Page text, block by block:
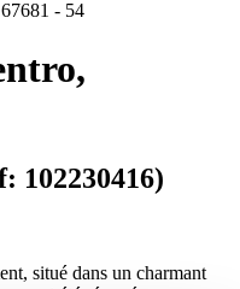
102230416)
situé dans un charmant